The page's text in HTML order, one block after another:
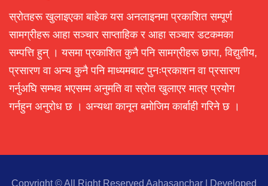
स्रोतहरू खुलाइएका बाहेक यस अनलाइनमा प्रकाशित सम्पूर्ण
सामग्रीहरू आहा सञ्चार साप्ताहिक र आहा सञ्चार डटकमका
सम्पत्ति हुन् । यसमा प्रकाशित कुनै पनि सामग्रीहरू छापा, विद्युतीय,
प्रसारण वा अन्य कुनै पनि माध्यमबाट पुनःप्रकाशन वा प्रसारण
गर्नुअघि सम्भव भएसम्म अनुमति वा स्रोत खुलाएर मात्र प्रयोग
गर्नहुन अनुरोध छ । अन्यथा कानून बमोजिम कार्बाही गरिने छ ।
Copyright © All Right Reserved Aahasanchar Developed